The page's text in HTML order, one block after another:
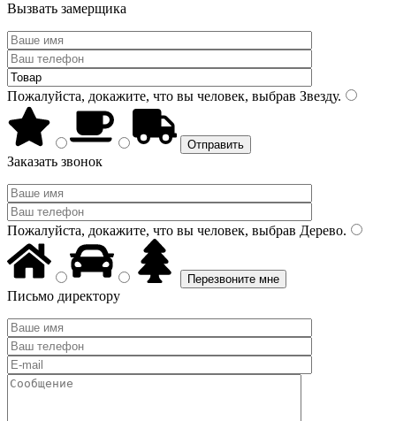
Вызвать замерщика
Пожалуйста, докажите, что вы человек, выбрав Звезду.
Заказать звонок
Пожалуйста, докажите, что вы человек, выбрав Дерево.
Письмо директору